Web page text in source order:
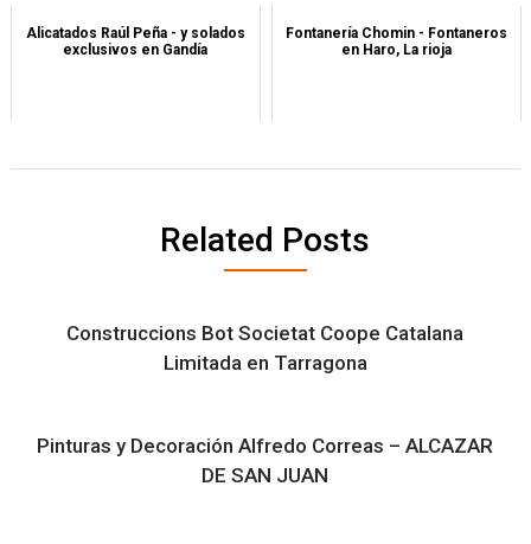
Alicatados Raúl Peña - y solados
exclusivos en Gandía
Fontanería Chomin - Fontaneros
en Haro, La rioja
Related Posts
Construccions Bot Societat Coope Catalana
Limitada en Tarragona
Pinturas y Decoración Alfredo Correas – ALCAZAR
DE SAN JUAN